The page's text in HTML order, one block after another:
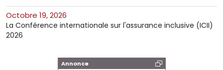
octobre 19, 2026
La Conférence internationale sur l'assurance inclusive (ICII)
2026
Annonce